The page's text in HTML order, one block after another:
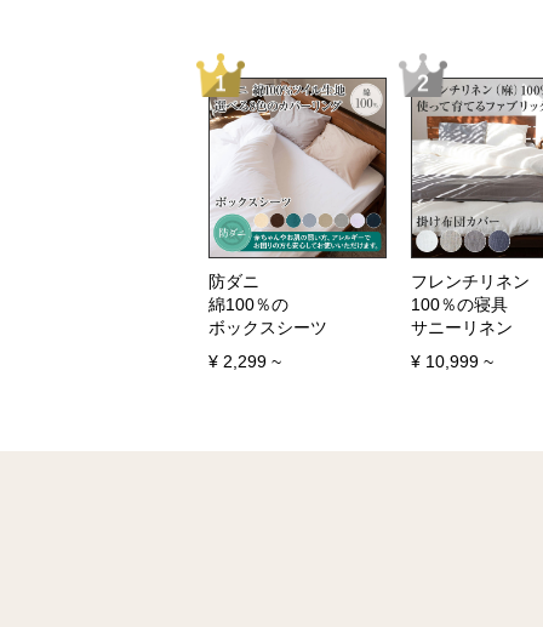
防ダニ
綿100％の
ボックスシーツ
¥ 2,299 ~
フレンチリネン
100％の寝具
サニーリネン
¥ 10,999 ~